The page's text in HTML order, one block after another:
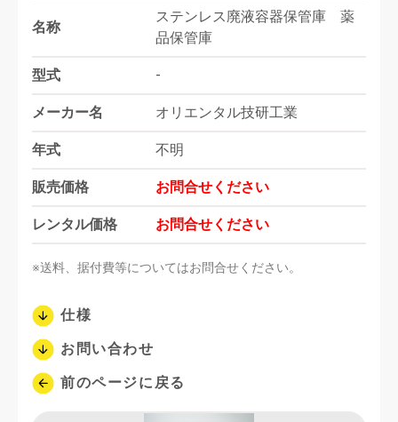
名称
ステンレス廃液容器保管庫 薬
品保管庫
型式 ‐
メーカー名 オリエンタル技研工業
年式 不明
販売価格 お問合せください
レンタル価格 お問合せください
※送料、据付費等についてはお問合せください。
仕様
お問い合わせ
前のページに戻る